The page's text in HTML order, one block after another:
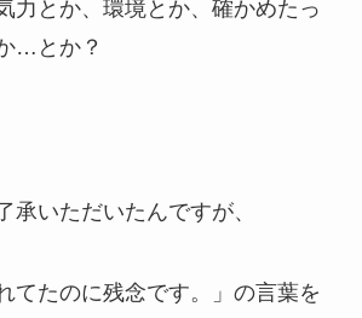
力とか、環境とか、確かめたっ
…とか？
承いただいたんですが、
てたのに残念です。」の言葉を